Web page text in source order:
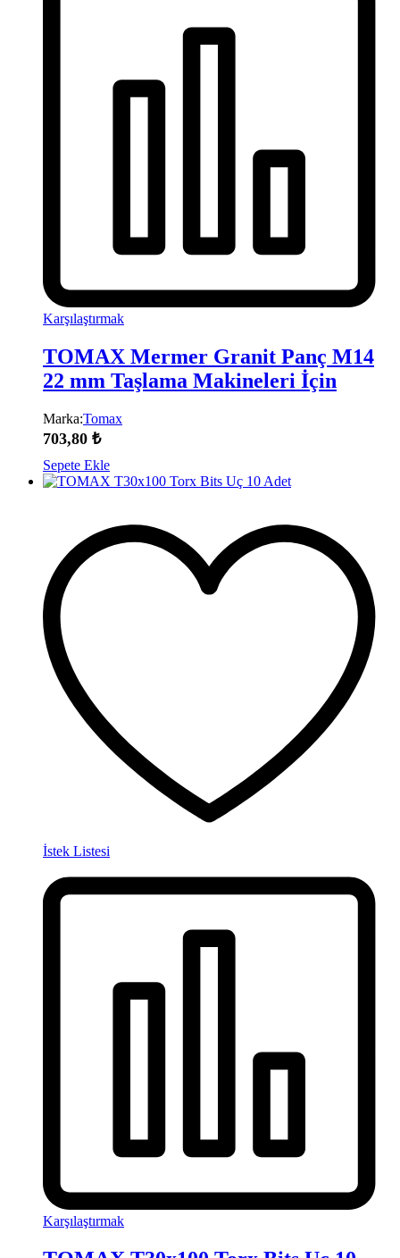
Karşılaştırmak
TOMAX Mermer Granit Panç M14
22 mm Taşlama Makineleri İçin
Marka:Tomax
703,80 ₺
Sepete Ekle
İstek Listesi
Karşılaştırmak